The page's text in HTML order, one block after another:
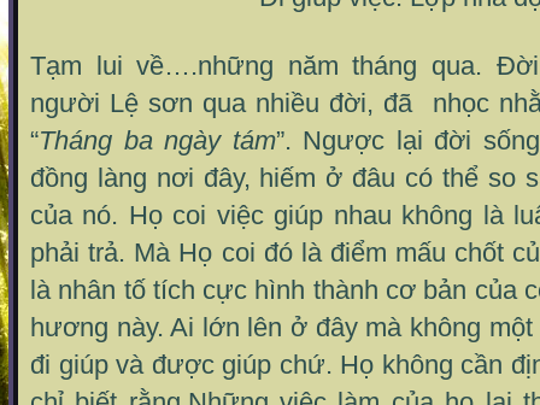
Tạm lui về….những năm tháng qua.
người Lệ sơn qua nhiều đời, đã nhọc
“Tháng ba ngày tám”. Ngược lại đời
đồng làng nơi đây, hiếm ở đâu có thể so
của nó. Họ coi việc giúp nhau không là
phải trả. Mà Họ coi đó là điểm mấu chốt
là nhân tố tích cực hình thành cơ bản của
hương này. Ai lớn lên ở đây mà không
đi giúp và được giúp chứ. Họ không cần